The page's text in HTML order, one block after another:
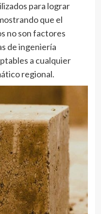
para lograr
que el
no son factores
de ingeniería
a cualquier
regional.